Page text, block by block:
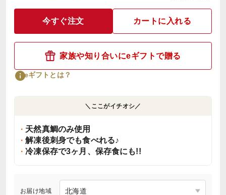
今すぐ注文 カートに入れる
家族や知り合いにeギフトで贈る
eギフトとは？
＼ここがイチオシ／
天然真鯛のみ使用
解凍後刺身でも食べれる♪
冷凍保存で3ヶ月、保存食にも!!
お届け地域